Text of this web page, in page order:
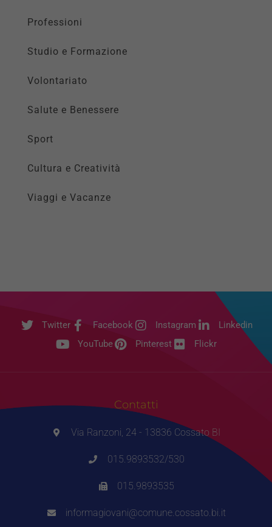
Professioni
Studio e Formazione
Volontariato
Salute e Benessere
Sport
Cultura e Creatività
Viaggi e Vacanze
Twitter Facebook Instagram
Linkedin
YouTube
Pinterest Flickr
Contatti
Via Ranzoni, 24 - 13836 Cossato BI
015.9893532/530
015.9893535
informagiovani@comune.cossato.bi.it